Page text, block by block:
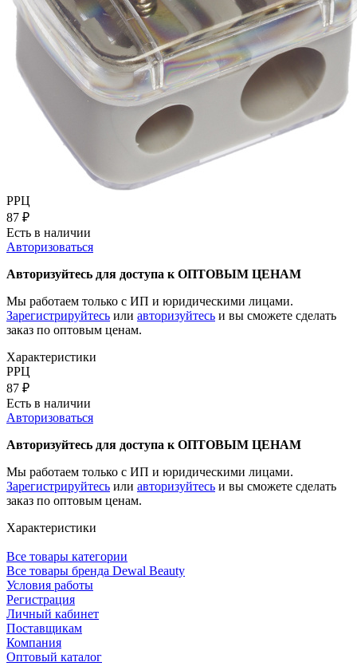
РРЦ
87 ₽
Есть в наличии
Авторизоваться
Авторизуйтесь для доступа к ОПТОВЫМ ЦЕНАМ
Мы работаем только с ИП и юридическими лицами.
Зарегистрируйтесь или авторизуйтесь и вы сможете сделать
заказ по оптовым ценам.
Характеристики
РРЦ
87 ₽
Есть в наличии
Авторизоваться
Авторизуйтесь для доступа к ОПТОВЫМ ЦЕНАМ
Мы работаем только с ИП и юридическими лицами.
Зарегистрируйтесь или авторизуйтесь и вы сможете сделать
заказ по оптовым ценам.
Характеристики
Все товары категории
Все товары бренда Dewal Beauty
Условия работы
Регистрация
Личный кабинет
Поставщикам
Компания
Оптовый каталог